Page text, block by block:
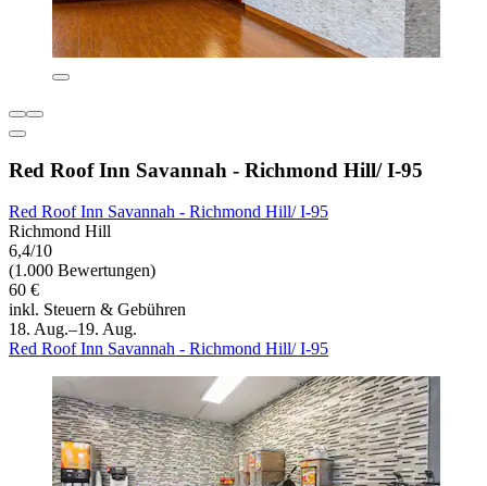
Red Roof Inn Savannah - Richmond Hill/ I-95
Red Roof Inn Savannah - Richmond Hill/ I-95
Richmond Hill
6,4/10
(1.000 Bewertungen)
60 €
inkl. Steuern & Gebühren
18. Aug.–19. Aug.
Red Roof Inn Savannah - Richmond Hill/ I-95